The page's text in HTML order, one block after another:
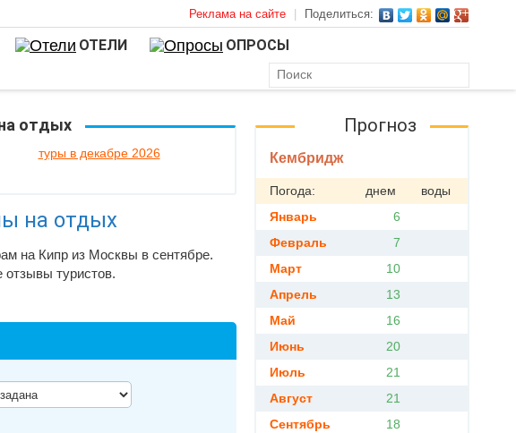
Реклама на сайте Поделиться:
ОТЕЛИ ОПРОСЫ
отдых
туры в декабре 2026
на отдых
на Кипр из Москвы в сентябре.
отзывы туристов.
Прогноз
Кембридж
Погода: днем
воды
Январь
6
Февраль
7
Март
10
Апрель
13
Май
16
Июнь
20
Июль
21
Август
21
Сентябрь
18